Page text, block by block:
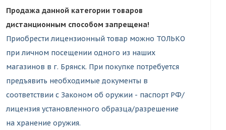
Продажа данной категории товаров
дистанционным способом запрещена!
Приобрести лицензионный товар можно ТОЛЬКО
при личном посещении одного из наших
магазинов в г. Брянск. При покупке потребуется
предъявить необходимые документы в
соответствии с Законом об оружии - паспорт РФ/
лицензия установленного образца/разрешение
на хранение оружия.